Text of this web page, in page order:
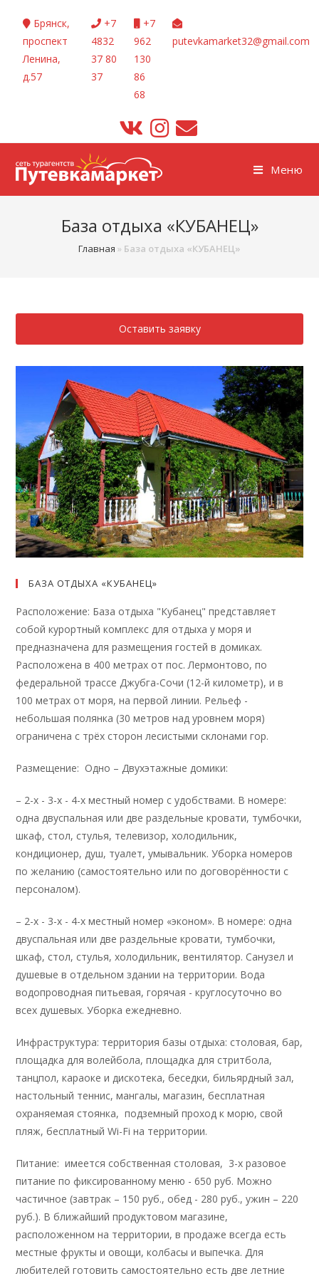
Перейти
содержимому
Брянск,
проспект
Ленина,
д.57
+7
4832
37 80
37
+7
962
130
86
68
putevkamarket32@gmail.com
Меню
База отдыха «КУБАНЕЦ»
Главная » База отдыха «КУБАНЕЦ»
Оставить заявку
БАЗА ОТДЫХА «КУБАНЕЦ»
Расположение: База отдыха "Кубанец" представляет
собой курортный комплекс для отдыха у моря и
предназначена для размещения гостей в домиках.
Расположена в 400 метрах от пос. Лермонтово, по
федеральной трассе Джубга-Сочи (12-й километр), и в
100 метрах от моря, на первой линии. Рельеф -
небольшая полянка (30 метров над уровнем моря)
ограничена с трёх сторон лесистыми склонами гор.
Размещение: Одно – Двухэтажные домики:
– 2-х - 3-х - 4-х местный номер с удобствами. В номере:
одна двуспальная или две раздельные кровати, тумбочки,
шкаф, стол, стулья, телевизор, холодильник,
кондиционер, душ, туалет, умывальник. Уборка номеров
по желанию (самостоятельно или по договорённости с
персоналом).
– 2-х - 3-х - 4-х местный номер «эконом». В номере: одна
двуспальная или две раздельные кровати, тумбочки,
шкаф, стол, стулья, холодильник, вентилятор. Санузел и
душевые в отдельном здании на территории. Вода
водопроводная питьевая, горячая - круглосуточно во
всех душевых. Уборка ежедневно.
Инфраструктура: территория базы отдыха: столовая, бар,
площадка для волейбола, площадка для стритбола,
танцпол, караоке и дискотека, беседки, бильярдный зал,
настольный теннис, мангалы, магазин, бесплатная
охраняемая стоянка, подземный проход к морю, свой
пляж, бесплатный Wi-Fi на территории.
Питание: имеется собственная столовая, 3-х разовое
питание по фиксированному меню - 650 руб. Можно
частичное (завтрак – 150 руб., обед - 280 руб., ужин – 220
руб.). В ближайший продуктовом магазине,
расположенном на территории, в продаже всегда есть
местные фрукты и овощи, колбасы и выпечка. Для
любителей готовить самостоятельно есть две летние